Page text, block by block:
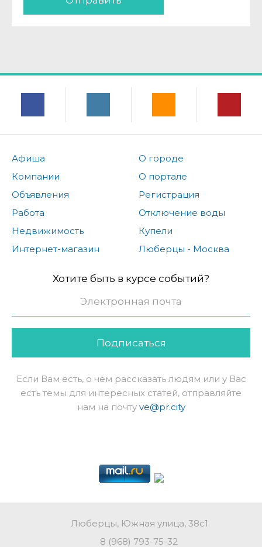
Афиша
Компании
Объявления
Работа
Недвижимость
Интернет-магазин
О городе
О портале
Регистрация
Отключение воды
Купели
Люберцы - Москва
Хотите быть в курсе событий?
Подписаться
Если Вам есть, о чем рассказать людям или у Вас
есть темы для интересных статей, отправляйте
нам на почту ve@pr.city
Люберцы, Южная улица, 38с1
8 (968) 793-75-32